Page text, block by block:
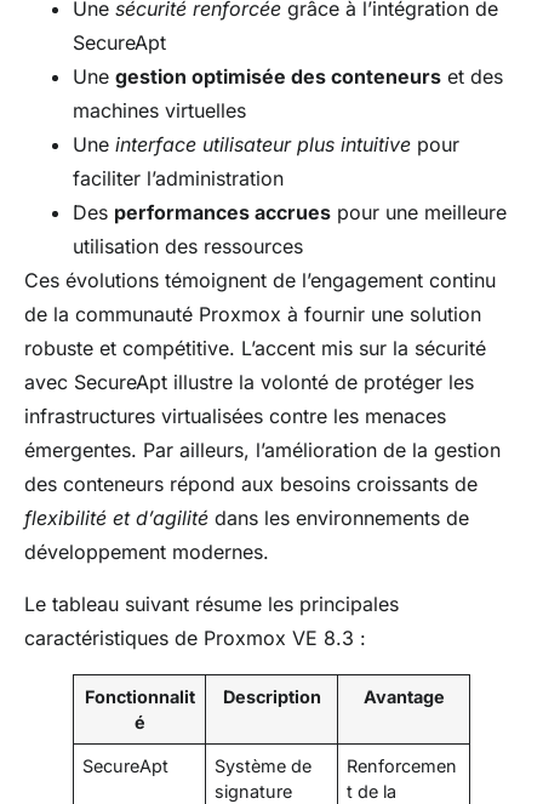
Une sécurité renforcée grâce à l’intégration de
SecureApt
Une gestion optimisée des conteneurs et des
machines virtuelles
Une interface utilisateur plus intuitive pour
faciliter l’administration
Des performances accrues pour une meilleure
utilisation des ressources
Ces évolutions témoignent de l’engagement continu
de la communauté Proxmox à fournir une solution
robuste et compétitive. L’accent mis sur la sécurité
avec SecureApt illustre la volonté de protéger les
infrastructures virtualisées contre les menaces
émergentes. Par ailleurs, l’amélioration de la gestion
des conteneurs répond aux besoins croissants de
flexibilité et d’agilité dans les environnements de
développement modernes.
Le tableau suivant résume les principales
caractéristiques de Proxmox VE 8.3 :
Fonctionnalit
é
Description Avantage
SecureApt
Système de
signature
Renforcemen
t de la